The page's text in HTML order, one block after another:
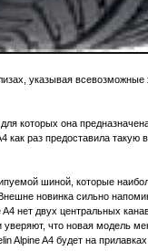
указывая всевозможные
которых она
как раз предоставила
шиной, которые
новинка сильно
нет двух центральных
что новая модель
Alpine A4 будет на